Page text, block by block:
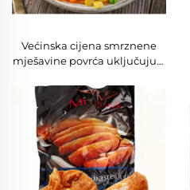
Većinska cijena smrznene
mješavine povrća uključujući
kukuruza, zelenu soju, velika
količina za restorane